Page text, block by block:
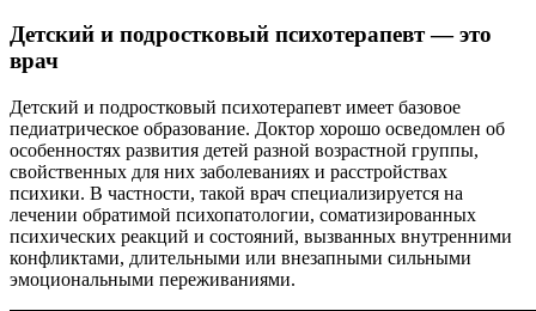
Детский и подростковый психотерапевт — это
врач
Детский и подростковый психотерапевт имеет базовое
педиатрическое образование. Доктор хорошо осведомлен об
особенностях развития детей разной возрастной группы,
свойственных для них заболеваниях и расстройствах
психики. В частности, такой врач специализируется на
лечении обратимой психопатологии, соматизированных
психических реакций и состояний, вызванных внутренними
конфликтами, длительными или внезапными сильными
эмоциональными переживаниями.